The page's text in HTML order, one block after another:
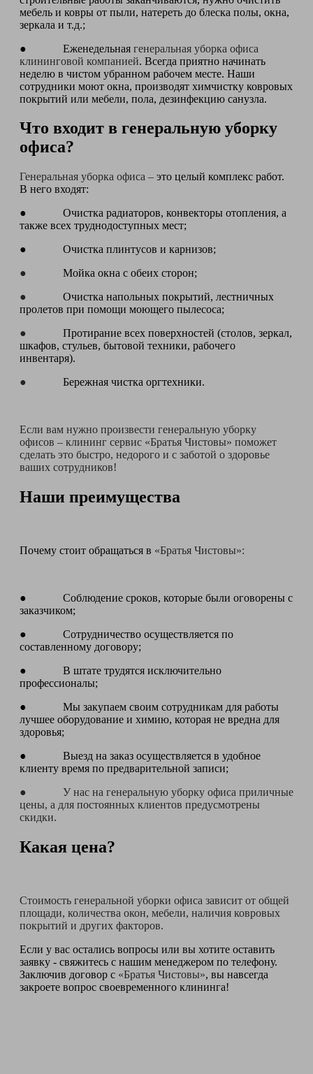
мебель и ковры от пыли, натереть до блеска полы, окна,
зеркала и т.д.;
● Еженедельная генеральная уборка офиса
клининговой компанией. Всегда приятно начинать
неделю в чистом убранном рабочем месте. Наши
сотрудники моют окна, производят химчистку ковровых
покрытий или мебели, пола, дезинфекцию санузла.
Что входит в генеральную уборку
офиса?
Генеральная уборка офиса – это целый комплекс работ.
В него входят:
● Очистка радиаторов, конвекторы отопления, а
также всех труднодоступных мест;
● Очистка плинтусов и карнизов;
● Мойка окна с обеих сторон;
● Очистка напольных покрытий, лестничных
пролетов при помощи моющего пылесоса;
● Протирание всех поверхностей (столов, зеркал,
шкафов, стульев, бытовой техники, рабочего
инвентаря).
● Бережная чистка оргтехники.
Если вам нужно произвести генеральную уборку
офисов – клининг сервис «Братья Чистовы» поможет
сделать это быстро, недорого и с заботой о здоровье
ваших сотрудников!
Наши преимущества
Почему стоит обращаться в «Братья Чистовы»:
● Соблюдение сроков, которые были оговорены с
заказчиком;
● Сотрудничество осуществляется по
составленному договору;
● В штате трудятся исключительно
профессионалы;
● Мы закупаем своим сотрудникам для работы
лучшее оборудование и химию, которая не вредна для
здоровья;
● Выезд на заказ осуществляется в удобное
клиенту время по предварительной записи;
● У нас на генеральную уборку офиса приличные
цены, а для постоянных клиентов предусмотрены
скидки.
Какая цена?
Стоимость генеральной уборки офиса зависит от общей
площади, количества окон, мебели, наличия ковровых
покрытий и других факторов.
Если у вас остались вопросы или вы хотите оставить
заявку - свяжитесь с нашим менеджером по телефону.
Заключив договор с «Братья Чистовы», вы навсегда
закроете вопрос своевременного клининга!